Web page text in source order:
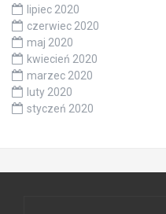
lipiec 2020
czerwiec 2020
maj 2020
kwiecień 2020
marzec 2020
luty 2020
styczeń 2020